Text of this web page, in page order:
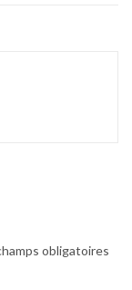
obligatoires